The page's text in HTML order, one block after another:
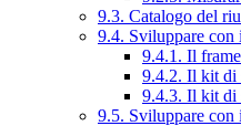
9.3. Catalogo del
9.4. Sviluppare con
9.4.1. Il
9.4.2. Il kit di
9.4.3. Il kit di
9.5. Sviluppare con